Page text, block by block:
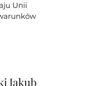
Unii
Jakub